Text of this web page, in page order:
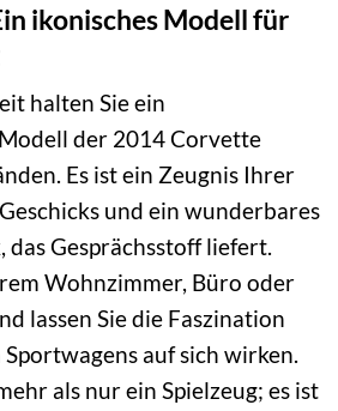
ikonisches Modell für
halten Sie ein
der 2014 Corvette
Es ist ein Zeugnis Ihrer
und ein wunderbares
das Gesprächsstoff liefert.
Wohnzimmer, Büro oder
lassen Sie die Faszination
auf sich wirken.
als nur ein Spielzeug; es ist